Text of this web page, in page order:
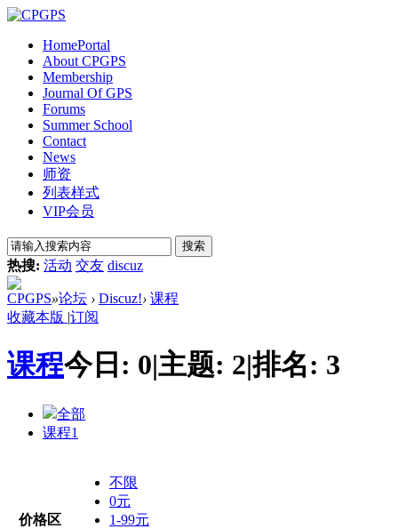
HomePortal
About CPGPS
Membership
Journal Of GPS
Forums
Summer School
Contact
News
师资
列表样式
VIP会员
搜索
热搜: 活动 交友 discuz
CPGPS»论坛 › Discuz!› 课程
收藏本版 |订阅
课程今日: 0|主题: 2|排名: 3
全部
课程1
价格区
不限
0元
1-99元